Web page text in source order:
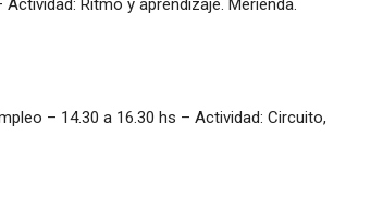
Actividad: Ritmo y aprendizaje. Merienda.
– 14.30 a 16.30 hs – Actividad: Circuito,